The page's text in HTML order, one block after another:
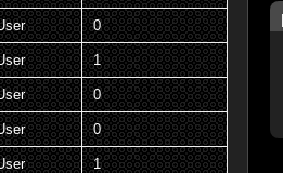
0
1
0
0
1